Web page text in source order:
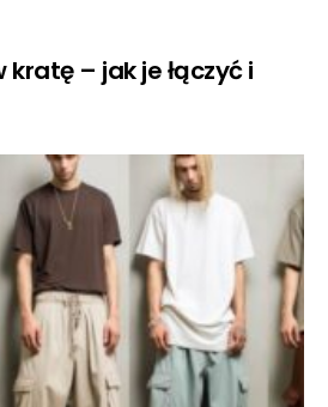
kratę – jak je łączyć i